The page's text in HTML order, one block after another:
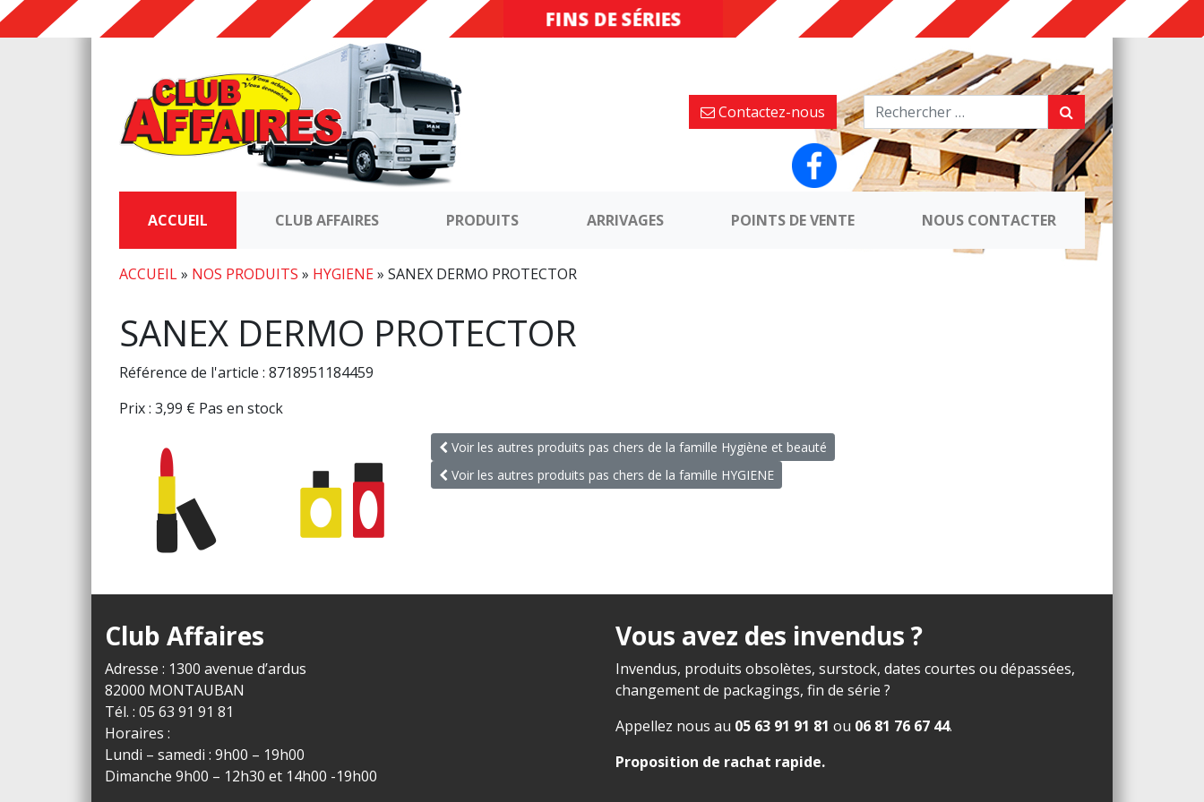
DESTOCKAGE
FINS DE SÉRIES
Contactez-nous
ACCUEIL CLUB AFFAIRES PRODUITS ARRIVAGES POINTS DE VENTE NOUS CONTACTER
ACCUEIL» NOS PRODUITS » HYGIENE» SANEX DERMO PROTECTOR
SANEX DERMO PROTECTOR
Référence de l'article : 8718951184459
Prix : 3,99 € Pas en stock
Voir les autres produits pas chers de la famille Hygiène et beauté
Voir les autres produits pas chers de la famille HYGIENE
Club Affaires
Adresse : 1300 avenue d’ardus
82000 MONTAUBAN
Tél. : 05 63 91 91 81
Horaires :
Lundi – samedi : 9h00 – 19h00
Dimanche 9h00 – 12h30 et 14h00 -19h00
Vous avez des invendus ?
Invendus, produits obsolètes, surstock, dates courtes ou dépassées,
changement de packagings, fin de série ?
Appellez nous au 05 63 91 91 81 ou 06 81 76 67 44.
Proposition de rachat rapide.